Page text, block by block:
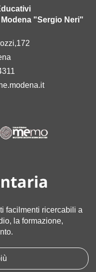
"Sergio Neri"
facilmenti ricercabili a
la formazione,